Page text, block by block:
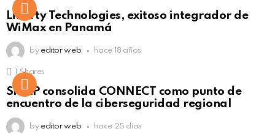
Liberty Technologies, exitoso integrador de
WiMax en Panamá
by editor web hace 18 años
Click to view this post
Shares
SISAP consolida CONNECT como punto de
encuentro de la ciberseguridad regional
by editor web hace 25 días